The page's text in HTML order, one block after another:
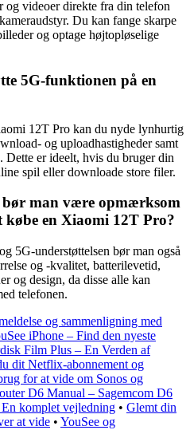
og videoer direkte fra din telefon
Du kan fange skarpe
og optage højtopløselige
5G-funktionen på en
12T Pro kan du nyde lynhurtig
og uploadhastigheder samt
Dette er ideelt, hvis du bruger din
spil eller downloade store filer.
man være opmærksom
en Xiaomi 12T Pro?
5G-understøttelsen bør man også
og -kvalitet, batterilevetid,
og design, da disse alle kan
telefonen.
og sammenligning med
iPhone – Find den nyeste
Film Plus – En Verden af
dit Netflix-abonnement og
for at vide om Sonos og
D6 Manual – Sagemcom D6
komplet vejledning • Glemt din
at vide • YouSee og